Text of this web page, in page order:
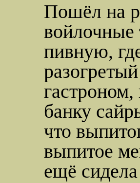
Пошёл на
войлочные
пивную,
гастроном,
банку
что
выпитое
ещё